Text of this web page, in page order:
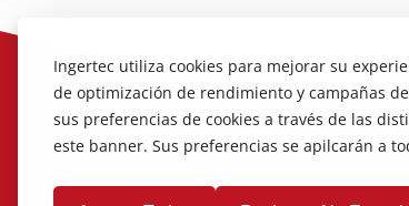
Ingertec utiliza cookies para mejorar su
de optimización de rendimiento y campañas
sus preferencias de cookies a través de las
este banner. Sus preferencias se apilcarán a